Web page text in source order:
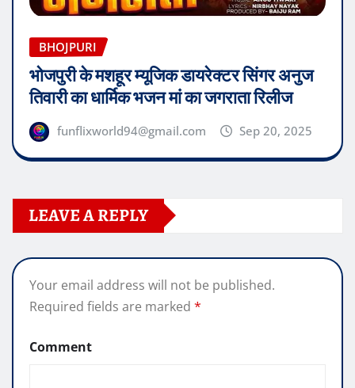
BHOJPURI
भोजपुरी के मशहूर म्यूजिक डायरेक्टर सिंगर अनुज
तिवारी का धार्मिक भजन मां का जगराता रिलीज
funflixworld94@gmail.com Sep 20, 2025
LEAVE A REPLY
Your email address will not be published.
Required fields are marked *
Comment